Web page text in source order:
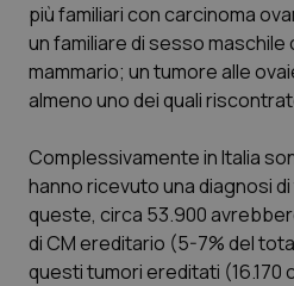
Veneto
Oncoematologia
Oncologia &
Psoriasi & pelle
Quotidiano
Quotidiano Chirurgia
più familiari con carcinoma
un familiare di sesso maschile
mammario; un tumore alle
almeno uno dei quali
Complessivamente in Italia
hanno ricevuto una diagnosi
queste, circa 53.900
di CM ereditario (5-7% del
questi tumori ereditati (16.170